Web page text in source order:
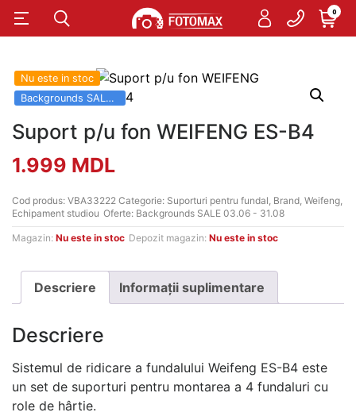
0
Nu este in stoc
Backgrounds SALE 03.06 - 31.08
Suport p/u fon WEIFENG ES-B4
1.999 MDL
Cod produs: VBA33222 Categorie: Suporturi pentru fundal, Brand, Weifeng,
Echipament studiou Oferte: Backgrounds SALE 03.06 - 31.08
Magazin: Nu este in stoc Depozit magazin: Nu este in stoc
Descriere Informații suplimentare
Descriere
Sistemul de ridicare a fundalului Weifeng ES-B4 este
un set de suporturi pentru montarea a 4 fundaluri cu
role de hârtie.